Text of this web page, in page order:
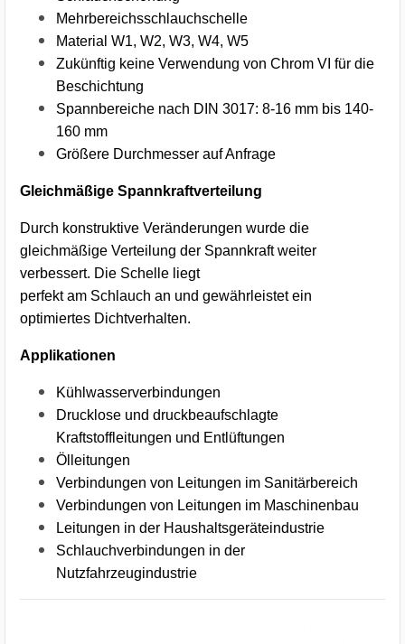
Mehrbereichsschlauchschelle
Material W1, W2, W3, W4, W5
Zukünftig keine Verwendung von Chrom VI für die
Beschichtung
Spannbereiche nach DIN 3017: 8-16 mm bis 140-
160 mm
Größere Durchmesser auf Anfrage
Gleichmäßige Spannkraftverteilung
Durch konstruktive Veränderungen wurde die
gleichmäßige Verteilung der Spannkraft weiter
verbessert. Die Schelle liegt
perfekt am Schlauch an und gewährleistet ein
optimiertes Dichtverhalten.
Applikationen
Kühlwasserverbindungen
Drucklose und druckbeaufschlagte
Kraftstoffleitungen und Entlüftungen
Ölleitungen
Verbindungen von Leitungen im Sanitärbereich
Verbindungen von Leitungen im Maschinenbau
Leitungen in der Haushaltsgeräteindustrie
Schlauchverbindungen in der
Nutzfahrzeugindustrie